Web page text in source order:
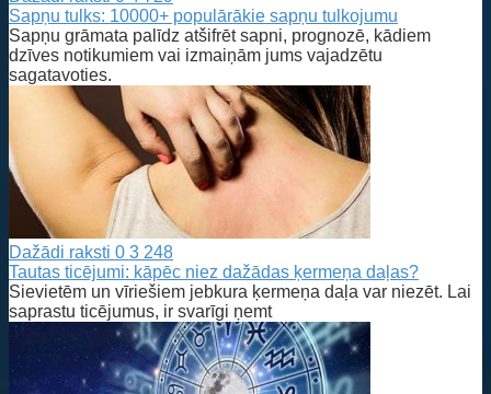
Sapņu tulks: 10000+ populārākie sapņu tulkojumu
Sapņu grāmata palīdz atšifrēt sapni, prognozē, kādiem
dzīves notikumiem vai izmaiņām jums vajadzētu
sagatavoties.
Dažādi raksti 0 3 248
Tautas ticējumi: kāpēc niez dažādas ķermeņa daļas?
Sievietēm un vīriešiem jebkura ķermeņa daļa var niezēt. Lai
saprastu ticējumus, ir svarīgi ņemt